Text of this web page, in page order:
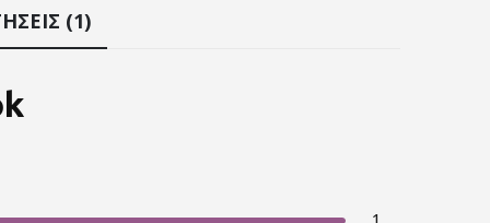
(1)
1